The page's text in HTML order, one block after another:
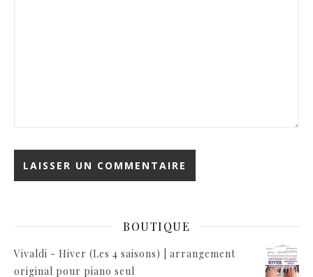
BOUTIQUE
Vivaldi - Hiver (Les 4 saisons) | arrangement
original pour piano seul